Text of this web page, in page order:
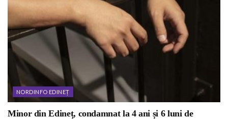
NORDINFO EDINEȚ
Minor din Edineț, condamnat la 4 ani și 6 luni de